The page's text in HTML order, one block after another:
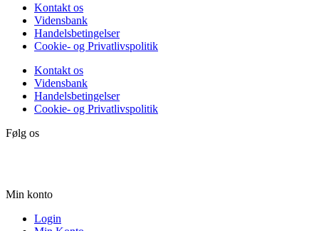
Kontakt os
Vidensbank
Handelsbetingelser
Cookie- og Privatlivspolitik
Kontakt os
Vidensbank
Handelsbetingelser
Cookie- og Privatlivspolitik
Følg os
Min konto
Login